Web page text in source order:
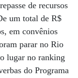
de recursos
um total de R$
em convênios
parar no Rio
lugar no ranking
do Programa